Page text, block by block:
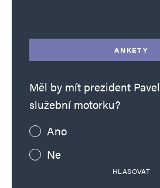
ANKETY
Měl by mít prezident
služební motorku?
Ano
Ne
HLASOVAT